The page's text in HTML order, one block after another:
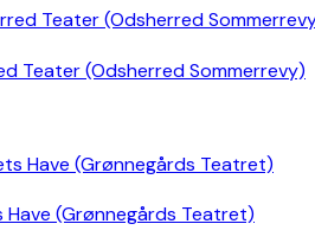
Teater (Odsherred Sommerrevy)
Have (Grønnegårds Teatret)